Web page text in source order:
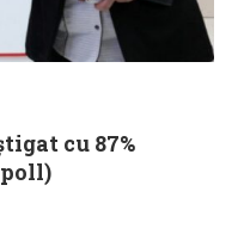
cu 87%